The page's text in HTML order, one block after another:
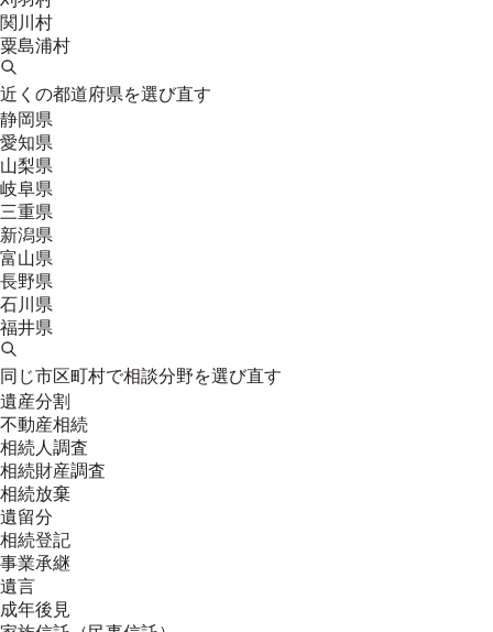
関川村
粟島浦村
近くの都道府県を選び直す
静岡県
愛知県
山梨県
岐阜県
三重県
新潟県
富山県
長野県
石川県
福井県
同じ市区町村で相談分野を選び直す
遺産分割
不動産相続
相続人調査
相続財産調査
相続放棄
遺留分
相続登記
事業承継
遺言
成年後見